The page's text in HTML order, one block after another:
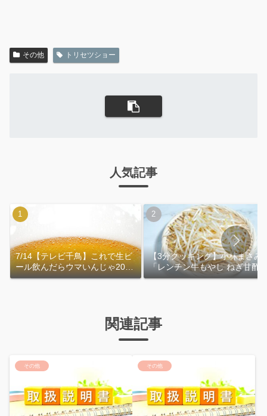
その他 トリセツショー
人気記事
7/14【テレビ千鳥】これで生ビ
ール飲んだらウマいんじゃ2026
｜おおよその作り方
【3分クッキング】小林まさみ
「レンチン牛もやし ねぎ甘酢
れ」作り方
関連記事
その他 その他